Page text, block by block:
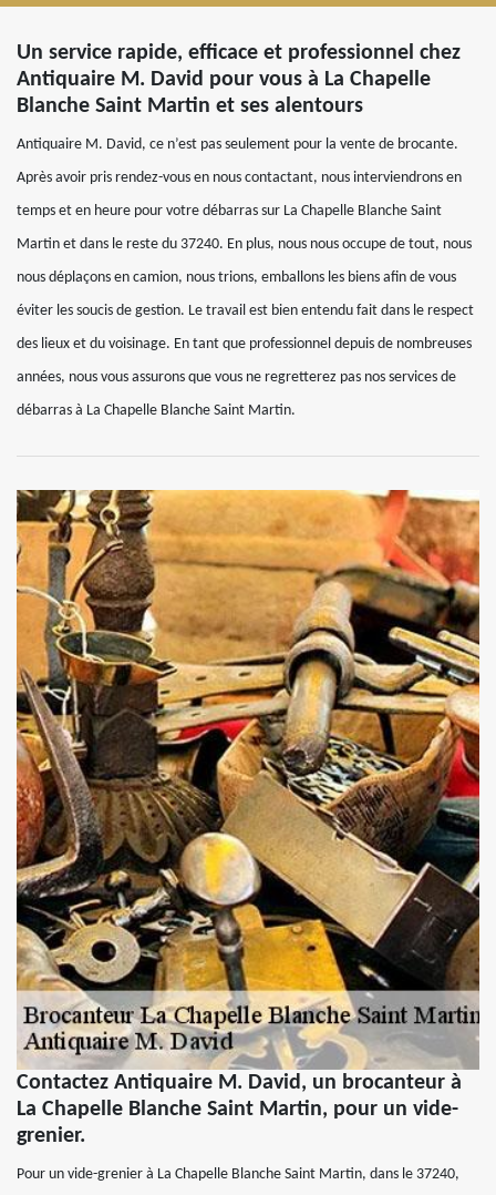
Un service rapide, efficace et professionnel chez
Antiquaire M. David pour vous à La Chapelle
Blanche Saint Martin et ses alentours
Antiquaire M. David, ce n’est pas seulement pour la vente de brocante.
Après avoir pris rendez-vous en nous contactant, nous interviendrons en
temps et en heure pour votre débarras sur La Chapelle Blanche Saint
Martin et dans le reste du 37240. En plus, nous nous occupe de tout, nous
nous déplaçons en camion, nous trions, emballons les biens afin de vous
éviter les soucis de gestion. Le travail est bien entendu fait dans le respect
des lieux et du voisinage. En tant que professionnel depuis de nombreuses
années, nous vous assurons que vous ne regretterez pas nos services de
débarras à La Chapelle Blanche Saint Martin.
Contactez Antiquaire M. David, un brocanteur à
La Chapelle Blanche Saint Martin, pour un vide-
grenier.
Pour un vide-grenier à La Chapelle Blanche Saint Martin, dans le 37240,